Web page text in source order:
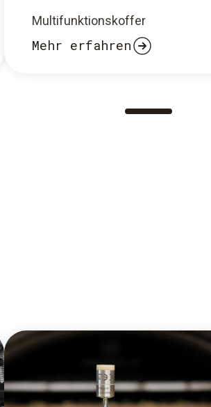
Multifunktionskoffer
Mehr erfahren